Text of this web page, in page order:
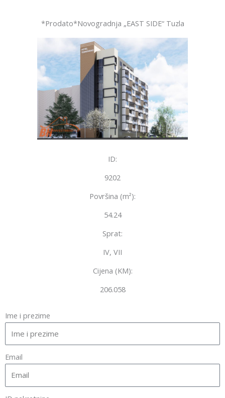
*Prodato*Novogradnja „EAST SIDE“ Tuzla
ID:
9202
Površina (m²):
54.24
Sprat:
IV, VII
Cijena (KM):
206.058
Ime i prezime
Email